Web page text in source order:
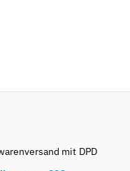
mit DPD